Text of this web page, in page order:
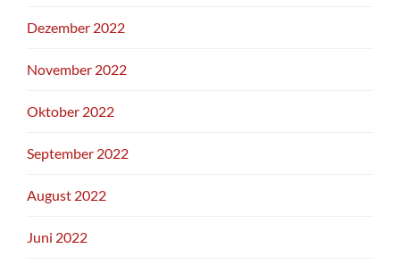
Dezember 2022
November 2022
Oktober 2022
September 2022
August 2022
Juni 2022